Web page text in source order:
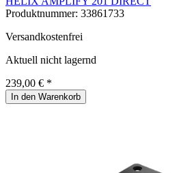
Produktnummer: 33861733
Versandkostenfrei
Aktuell nicht lagernd
239,00 € *
In den Warenkorb